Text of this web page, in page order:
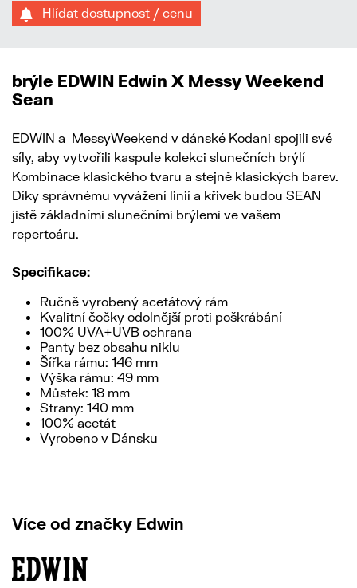
Hlídat dostupnost / cenu
brýle EDWIN Edwin X Messy Weekend
Sean
EDWIN a MessyWeekend v dánské Kodani spojili své
síly, aby vytvořili kaspule kolekci slunečních brýlí
Kombinace klasického tvaru a stejně klasických barev.
Díky správnému vyvážení linií a křivek budou SEAN
jistě základními slunečními brýlemi ve vašem
repertoáru.
Specifikace:
Ručně vyrobený acetátový rám
Kvalitní čočky odolnější proti poškrábání
100% UVA+UVB ochrana
Panty bez obsahu niklu
Šířka rámu: 146 mm
Výška rámu: 49 mm
Můstek: 18 mm
Strany: 140 mm
100% acetát
Vyrobeno v Dánsku
Více od značky Edwin